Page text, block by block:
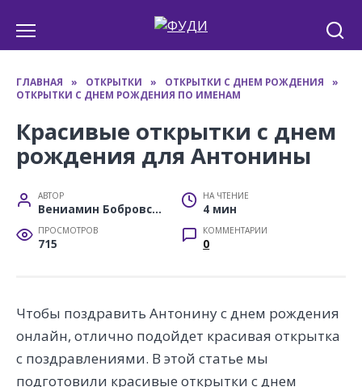
содержанию
ГЛАВНАЯ » ОТКРЫТКИ » ОТКРЫТКИ С ДНЕМ РОЖДЕНИЯ
»
ОТКРЫТКИ С ДНЕМ РОЖДЕНИЯ ПО ИМЕНАМ
Красивые открытки с днем
рождения для Антонины
АВТОР
Вениамин Бобровский
НА ЧТЕНИЕ
4 мин
ПРОСМОТРОВ
715
КОММЕНТАРИИ
0
Чтобы поздравить Антонину с днем рождения
онлайн, отлично подойдет красивая открытка
с поздравлениями. В этой статье мы
подготовили красивые открытки с днем